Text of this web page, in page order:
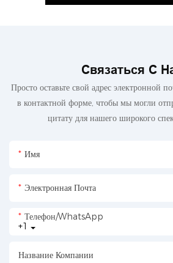
Связаться С
Просто оставьте свой адрес электронной
в контактной форме, чтобы мы могли
цитату для нашего широкого
Имя
Электронная Почта
+1
Телефон/WhatsApp
Название Компании